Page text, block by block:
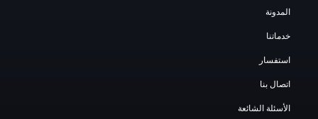
المدونة
خدماتنا
استفسار
اتصال بنا
الأسئلة الشائعة